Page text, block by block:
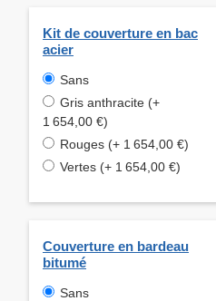
Kit de couverture en bac
acier
Sans
Gris anthracite (+
1 654,00 €)
Rouges (+ 1 654,00 €)
Vertes (+ 1 654,00 €)
Couverture en bardeau
bitumé
Sans